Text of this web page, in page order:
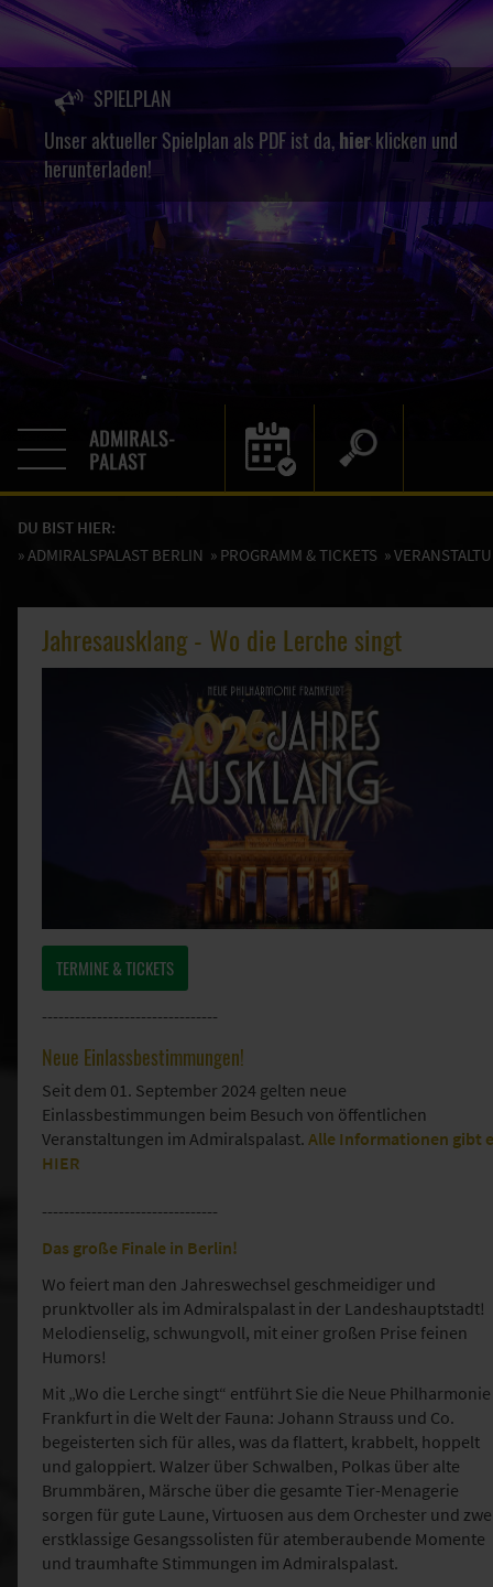
SPIELPLAN
Unser aktueller Spielplan als PDF ist da,hierklicken und
herunterladen!
DU BIST HIER:
»ADMIRALSPALAST BERLIN » PROGRAMM & TICKETS »
Jahresausklang - Wo die Lerche singt
TERMINE & TICKETS
--------------------------------
Neue Einlassbestimmungen!
Seit dem 01. September 2024 gelten neue
Einlassbestimmungen beim Besuch von öffentlichen
Veranstaltungen im Admiralspalast. Alle Informationen gibt
HIER
--------------------------------
Das große Finale in Berlin!
Wo feiert man den Jahreswechsel geschmeidiger und
prunktvoller als im Admiralspalast in der Landeshauptstadt!
Melodienselig, schwungvoll, mit einer großen Prise feinen
Humors!
Mit „Wo die Lerche singt“ entführt Sie die Neue Philharmonie
Frankfurt in die Welt der Fauna: Johann Strauss und Co.
begeisterten sich für alles, was da flattert, krabbelt, hoppelt
und galoppiert. Walzer über Schwalben, Polkas über alte
Brummbären, Märsche über die gesamte Tier-Menagerie
sorgen für gute Laune, Virtuosen aus dem Orchester und
erstklassige Gesangssolisten für atemberaubende Momente
und traumhafte Stimmungen im Admiralspalast.